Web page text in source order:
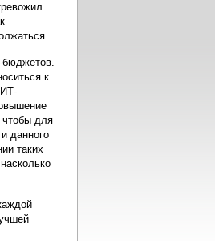
бюджетов.
к
чтобы для
данного
таких